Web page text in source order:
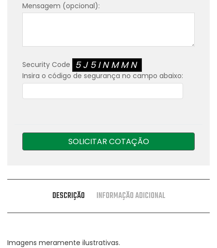
Mensagem (opcional):
Security Code 5J5INMMN
Insira o código de segurança no campo abaixo:
SOLICITAR COTAÇÃO
DESCRIÇÃO INFORMAÇÃO ADICIONAL
Imagens meramente ilustrativas.